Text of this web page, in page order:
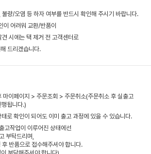
량/오염 등 하자 여부를 반드시 확인해 주시기 바랍니다.
이 어려워 교환/반품이
시에는 택 제거 전 고객센터로
드리겠습니다.
마이페이지 > 주문조회 > 주문취소(주문취소 후 실출고
됩니다.)
로 확인이 되어도 이미 출고 과정에 있을 수 있습니다.
고작업이 이루어진 상태에선
부탁드리며,
반품으로 접수해주셔야 합니다.